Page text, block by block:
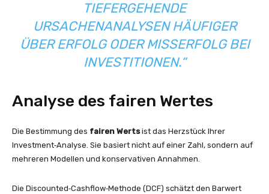
TIEFERGEHENDE
URSACHENANALYSEN HÄUFIGER
ÜBER ERFOLG ODER MISSERFOLG BEI
INVESTITIONEN.“
Analyse des fairen Wertes
Die Bestimmung des fairen Wertsist das Herzstück Ihrer
Investment‑Analyse. Sie basiert nicht auf einer Zahl, sondern auf
mehreren Modellen und konservativen Annahmen.
Die Discounted‑Cashflow‑Methode (DCF) schätzt den Barwert